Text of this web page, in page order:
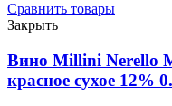
Сравнить товары
Закрыть
Вино Millini Nerello
красное сухое 12%